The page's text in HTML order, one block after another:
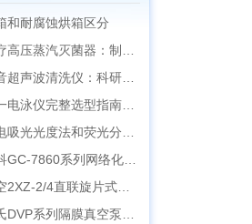
和耐腐蚀烘箱区分
汽灭菌器：制药科研灭菌的可靠之选
洗仪：科研洁净新标准，安静高效更安心
指南（分电泳槽 + 电源两大模块，按实验场景直接匹配）
光光度法和荧光分析法的异同
7860系列网络化气相色谱仪
片式真空泵全面升级，取消气镇阀、油镜变大更便捷
真空泵：抗腐蚀、高稳定性的实验室与工业真空解决方案